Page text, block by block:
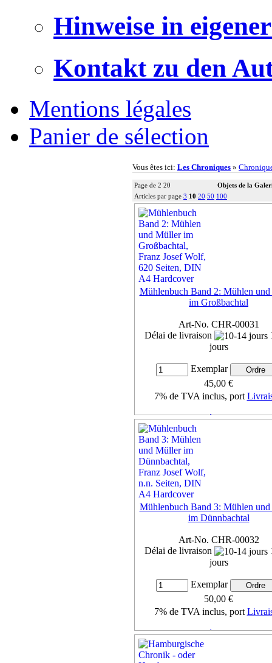
Hinweise in
Kontakt zu den
Mentions légales
Panier de sélection
Vous êtes ici: Les Chroniques »
Page de 2 20
Objets de la
Articles par page 3 10 20 50 100
Mühlenbuch Band 2: Mühlen
im Großbachtal
Art-No. CHR-00031
Délai de livraison
jours
Exemplar
45,00 €
7% de TVA inclus, port
Détails ...
Mühlenbuch Band 3: Mühlen
im Dünnbachtal
Art-No. CHR-00032
Délai de livraison
jours
Exemplar
50,00 €
7% de TVA inclus, port
Détails ...